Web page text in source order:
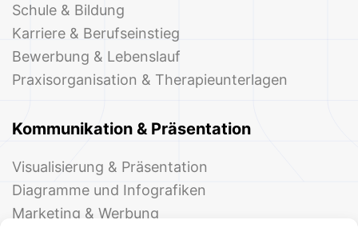
Schule & Bildung
Karriere & Berufseinstieg
Bewerbung & Lebenslauf
Praxisorganisation & Therapieunterlagen
Kommunikation & Präsentation
Visualisierung & Präsentation
Diagramme und Infografiken
Marketing & Werbung